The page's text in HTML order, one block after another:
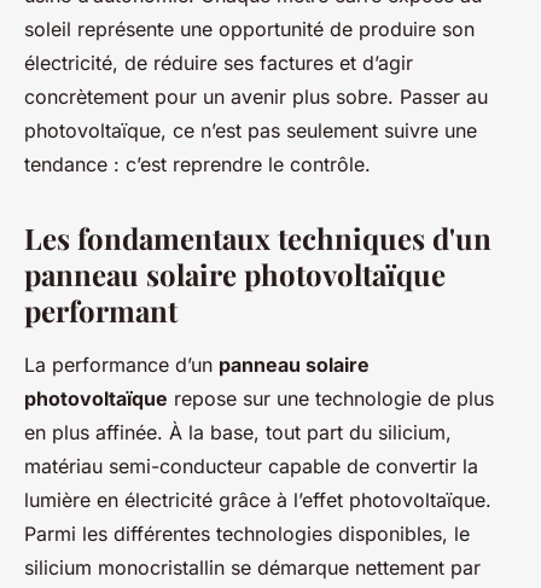
soleil représente une opportunité de produire son
électricité, de réduire ses factures et d’agir
concrètement pour un avenir plus sobre. Passer au
photovoltaïque, ce n’est pas seulement suivre une
tendance : c’est reprendre le contrôle.
Les fondamentaux techniques d'un
panneau solaire photovoltaïque
performant
La performance d’un panneau solaire
photovoltaïque repose sur une technologie de plus
en plus affinée. À la base, tout part du silicium,
matériau semi-conducteur capable de convertir la
lumière en électricité grâce à l’effet photovoltaïque.
Parmi les différentes technologies disponibles, le
silicium monocristallin se démarque nettement par